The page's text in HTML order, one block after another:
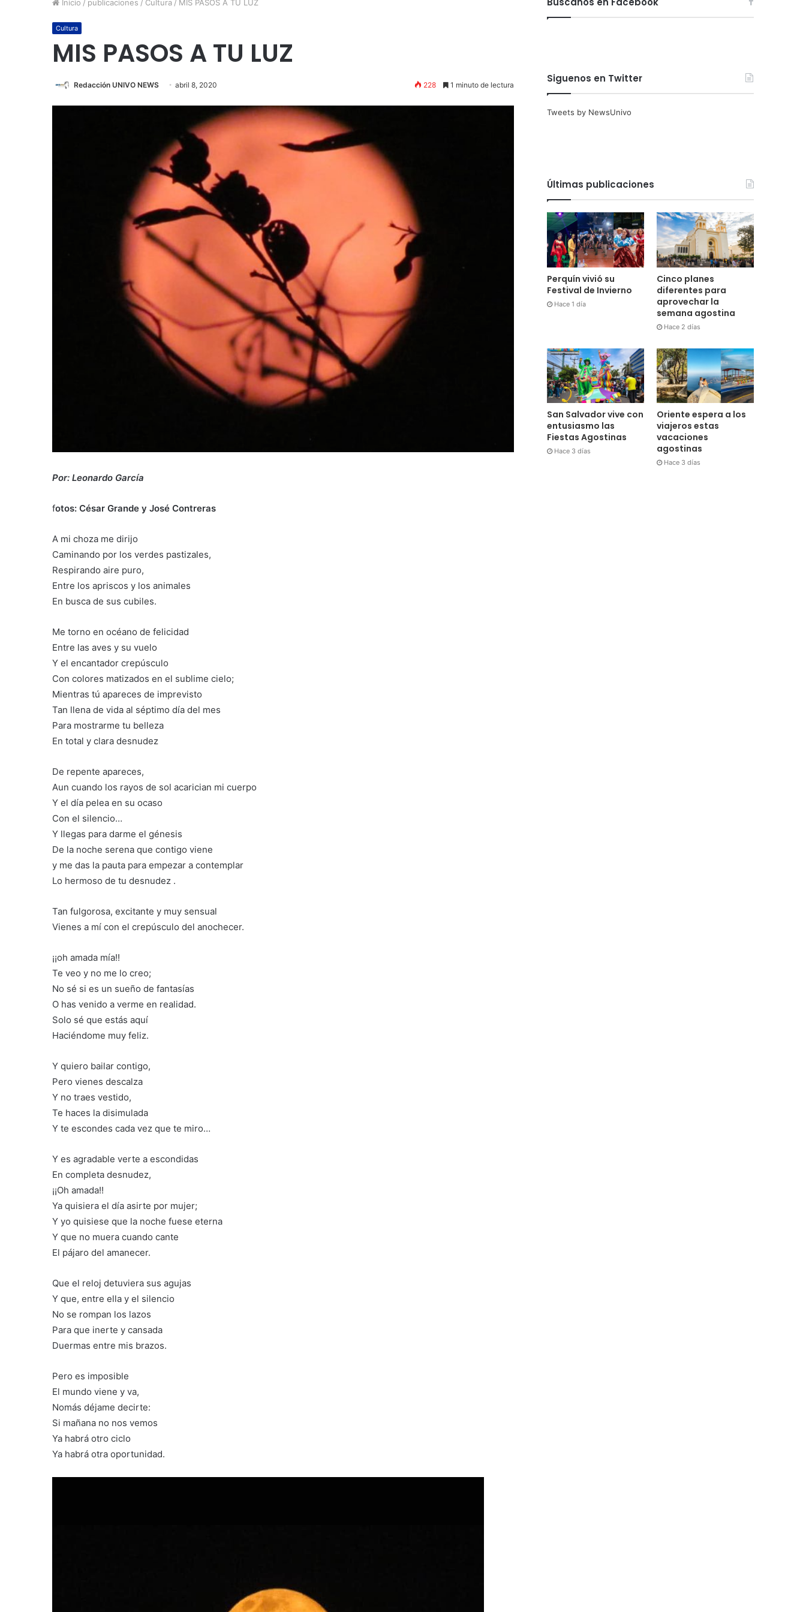
Inicio / publicaciones / Cultura / MIS PASOS A TU LUZ
Cultura
MIS PASOS A TU LUZ
Redacción UNIVO NEWS abril 8, 2020 228 1 minuto de lectura
Por: Leonardo García
fotos: César Grande y José Contreras
A mi choza me dirijo
Caminando por los verdes pastizales,
Respirando aire puro,
Entre los apriscos y los animales
En busca de sus cubiles.
Me torno en océano de felicidad
Entre las aves y su vuelo
Y el encantador crepúsculo
Con colores matizados en el sublime cielo;
Mientras tú apareces de imprevisto
Tan llena de vida al séptimo día del mes
Para mostrarme tu belleza
En total y clara desnudez
De repente apareces,
Aun cuando los rayos de sol acarician mi cuerpo
Y el día pelea en su ocaso
Con el silencio…
Y llegas para darme el génesis
De la noche serena que contigo viene
y me das la pauta para empezar a contemplar
Lo hermoso de tu desnudez .
Tan fulgorosa, excitante y muy sensual
Vienes a mí con el crepúsculo del anochecer.
¡¡oh amada mía!!
Te veo y no me lo creo;
No sé si es un sueño de fantasías
O has venido a verme en realidad.
Solo sé que estás aquí
Haciéndome muy feliz.
Y quiero bailar contigo,
Pero vienes descalza
Y no traes vestido,
Te haces la disimulada
Y te escondes cada vez que te miro…
Y es agradable verte a escondidas
En completa desnudez,
¡¡Oh amada!!
Ya quisiera el día asirte por mujer;
Y yo quisiese que la noche fuese eterna
Y que no muera cuando cante
El pájaro del amanecer.
Que el reloj detuviera sus agujas
Y que, entre ella y el silencio
No se rompan los lazos
Para que inerte y cansada
Duermas entre mis brazos.
Pero es imposible
El mundo viene y va,
Nomás déjame decirte:
Si mañana no nos vemos
Ya habrá otro ciclo
Ya habrá otra oportunidad.
Siguenos en Twitter
Tweets by NewsUnivo
Últimas publicaciones
Perquín vivió su
Festival de Invierno
Hace 1 día
Cinco planes
diferentes para
aprovechar la
semana agostina
Hace 2 días
San Salvador vive con
entusiasmo las
Fiestas Agostinas
Hace 3 días
Oriente espera a los
viajeros estas
vacaciones
agostinas
Hace 3 días